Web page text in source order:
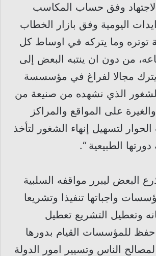
وفق حساب المكاسب
اليومية وفق بازار الخطاب
توتره وما يتركه في اوساط كل
من دون ان ينتبه البعض إلى
مجالا لفراغ في مؤسسسة
الذي نشهده من صنيعة من
على المواقع والمراكز
لتسهيل إنهاء الشغور لتأخذ
الطبيعية “.
البعض ليبرر مواقفه السلبية
واجباتها تنفيذا وتشريعا
وتعطيل التشريع تعطيل
للمؤسسات القيام بدورها
الناس وتسيير امور الدولة